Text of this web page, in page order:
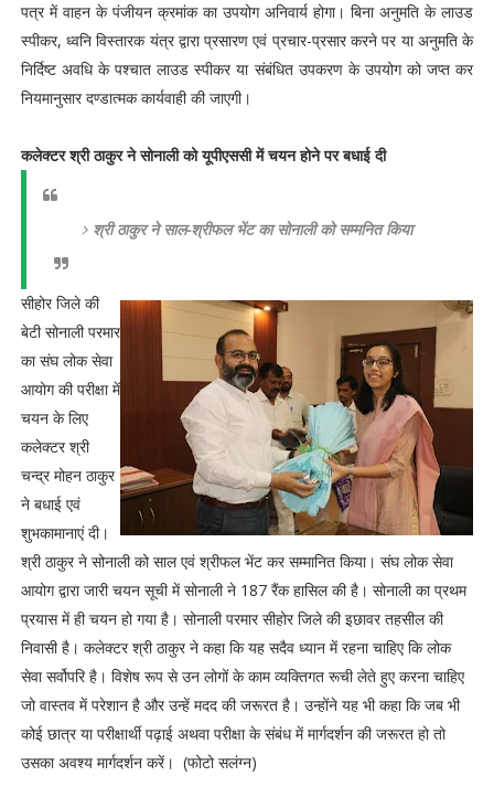
पत्र में वाहन के पंजीयन क्रमांक का उपयोग अनिवार्य होगा। बिना अनुमति के लाउड
स्पीकर, ध्वनि विस्तारक यंत्र द्वारा प्रसारण एवं प्रचार-प्रसार करने पर या अनुमति के
निर्दिष्ट अवधि के पश्चात लाउड स्पीकर या संबंधित उपकरण के उपयोग को जप्त कर
नियमानुसार दण्डात्मक कार्यवाही की जाएगी।
कलेक्टर श्री ठाकुर ने सोनाली को यूपीएससी में चयन होने पर बधाई दी
श्री ठाकुर ने साल-श्रीफल भेंट का सोनाली को सम्मनित किया
सीहोर जिले की
बेटी सोनाली परमार
का संघ लोक सेवा
आयोग की परीक्षा में
चयन के लिए
कलेक्टर श्री
चन्द्र मोहन ठाकुर
ने बधाई एवं
शुभकामानाएं दी।
श्री ठाकुर ने सोनाली को साल एवं श्रीफल भेंट कर सम्मानित किया। संघ लोक सेवा
आयोग द्वारा जारी चयन सूची में सोनाली ने 187 रैंक हासिल की है। सोनाली का प्रथम
प्रयास में ही चयन हो गया है। सोनाली परमार सीहोर जिले की इछावर तहसील की
निवासी है। कलेक्टर श्री ठाकुर ने कहा कि यह सदैव ध्यान में रहना चाहिए कि लोक
सेवा सर्वोपरि है। विशेष रूप से उन लोगों के काम व्यक्तिगत रूची लेते हुए करना चाहिए
जो वास्तव में परेशान है और उन्हें मदद की जरूरत है। उन्होंने यह भी कहा कि जब भी
कोई छात्र या परीक्षार्थी पढ़ाई अथवा परीक्षा के संबंध में मार्गदर्शन की जरूरत हो तो
उसका अवश्य मार्गदर्शन करें। (फोटो सलंग्न)